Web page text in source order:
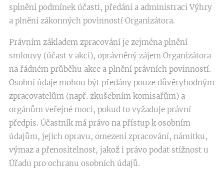
splnění podmínek účasti, předání a administraci Výhry
a plnění zákonných povinností Organizátora.
Právním základem zpracování je zejména plnění
smlouvy (účast v akci), oprávněný zájem Organizátora
na řádném průběhu akce a plnění právních povinností.
Osobní údaje mohou být předány pouze důvěryhodným
zpracovatelům (např. zkušebním komisařům) a
orgánům veřejné moci, pokud to vyžaduje právní
předpis. Účastník má právo na přístup k osobním
údajům, jejich opravu, omezení zpracování, námitku,
výmaz a přenositelnost, jakož i právo podat stížnost u
Úřadu pro ochranu osobních údajů.